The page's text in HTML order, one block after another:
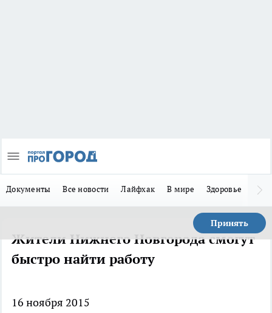
Документы Все новости Лайфхак В мире Здоровье
Принять
Жители Нижнего Новгорода смогут
быстро найти работу
16 ноября 2015